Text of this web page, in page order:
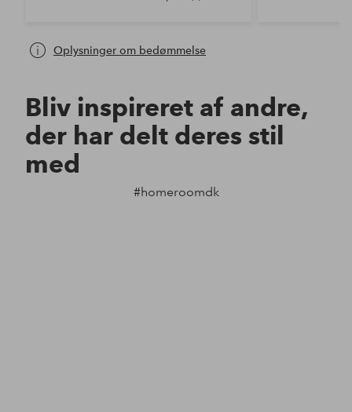
Oplysninger om bedømmelse
Bliv inspireret af andre,
der har delt deres stil
med
#homeroomdk